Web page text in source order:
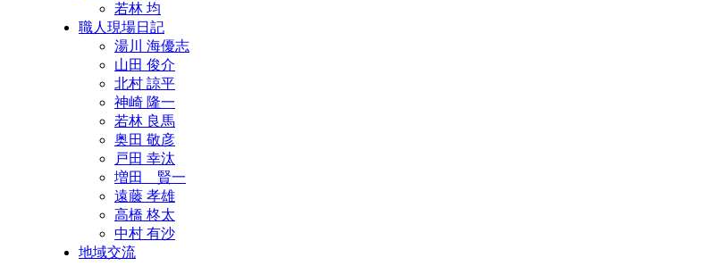
若林 均
職人現場日記
湯川 海優志
山田 俊介
北村 諒平
神崎 隆一
若林 良馬
奥田 敬彦
戸田 幸汰
増田 賢一
遠藤 孝雄
高橋 柊太
中村 有沙
地域交流